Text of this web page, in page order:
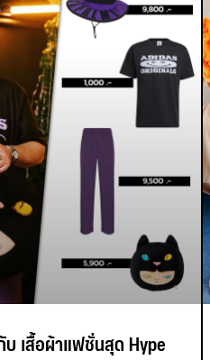
บ เสื้อผ้าแฟชั่นสุด Hype